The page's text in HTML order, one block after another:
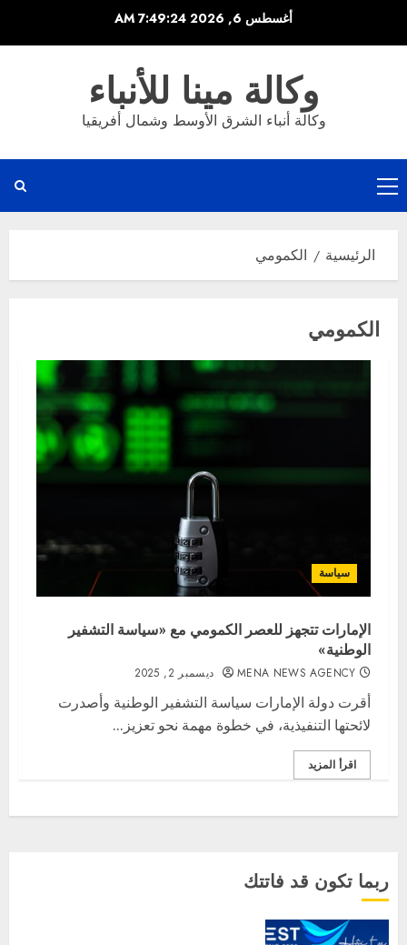
أغسطس 6, 2026 7:49:24 AM
وكالة مينا للأنباء
وكالة أنباء الشرق الأوسط وشمال أفريقيا
القائمة
الرئيسية
الرئيسية الكمومي
الكمومي
سياسة
الإمارات تتجهز للعصر الكمومي مع «سياسة التشفير
الوطنية»
MENA NEWS AGENCY ديسمبر 2, 2025
أقرت دولة الإمارات سياسة التشفير الوطنية وأصدرت
لائحتها التنفيذية، في خطوة مهمة نحو تعزيز...
اقرأ المزيد
ربما تكون قد فاتتك